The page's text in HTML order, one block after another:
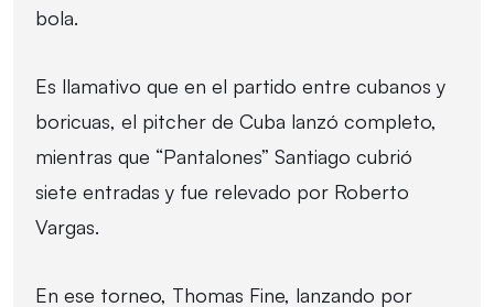
bola.
Es llamativo que en el partido entre cubanos y
boricuas, el pitcher de Cuba lanzó completo,
mientras que “Pantalones” Santiago cubrió
siete entradas y fue relevado por Roberto
Vargas.
En ese torneo, Thomas Fine, lanzando por